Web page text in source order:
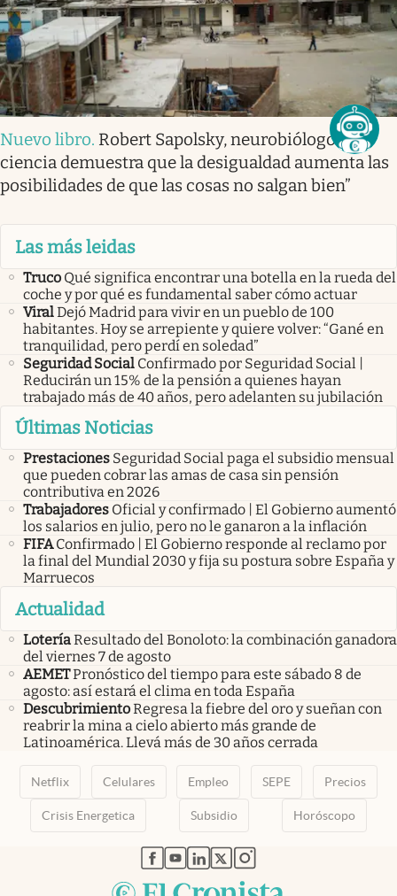
Nuevo libro. Robert Sapolsky, neurobiólogo: “La
ciencia demuestra que la desigualdad aumenta las
posibilidades de que las cosas no salgan bien”
Las más leidas
Truco Qué significa encontrar una botella en la rueda del
coche y por qué es fundamental saber cómo actuar
ViralDejó Madrid para vivir en un pueblo de 100
habitantes. Hoy se arrepiente y quiere volver: “Gané en
tranquilidad, pero perdí en soledad”
Seguridad Social Confirmado por Seguridad Social |
Reducirán un 15% de la pensión a quienes hayan
trabajado más de 40 años, pero adelanten su jubilación
Últimas Noticias
Prestaciones Seguridad Social paga el subsidio mensual
que pueden cobrar las amas de casa sin pensión
contributiva en 2026
Trabajadores Oficial y confirmado | El Gobierno aumentó
los salarios en julio, pero no le ganaron a la inflación
FIFA Confirmado | El Gobierno responde al reclamo por
la final del Mundial 2030 y fija su postura sobre España y
Marruecos
Actualidad
LoteríaResultado del Bonoloto: la combinación ganadora
del viernes 7 de agosto
AEMETPronóstico del tiempo para este sábado 8 de
agosto: así estará el clima en toda España
DescubrimientoRegresa la fiebre del oro y sueñan con
reabrir la mina a cielo abierto más grande de
Latinoamérica. Llevá más de 30 años cerrada
Netflix Celulares Empleo SEPE Precios
Crisis Energetica Subsidio Horóscopo
abre en nueva pestaña
abre en nueva pestaña
abre en nueva pestaña
abre en nueva pestaña
abre en nueva pestaña